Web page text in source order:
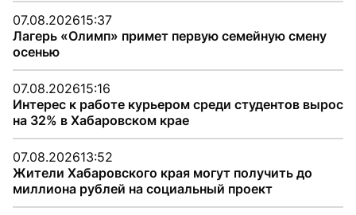
07.08.202615:37
Лагерь «Олимп» примет первую семейную смену
осенью
07.08.202615:16
Интерес к работе курьером среди студентов вырос
на 32% в Хабаровском крае
07.08.202613:52
Жители Хабаровского края могут получить до
миллиона рублей на социальный проект